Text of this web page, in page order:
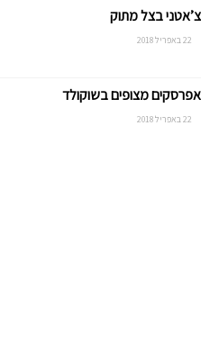
צ’אטני בצל מתוק
22 באפריל 2018
אפרסקים מצופים בשוקולד
22 באפריל 2018